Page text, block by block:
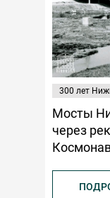
300 лет
Мосты
через